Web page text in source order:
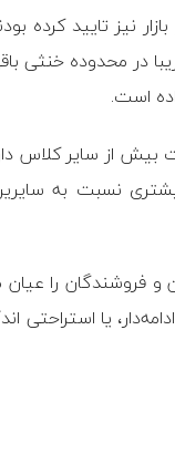
سبزپوشی امروز بازار نیز
در محدوده خنثی
از سایر کلاس
نسبت به سایرین
خریداران و فروشندگان
یا استراحتی